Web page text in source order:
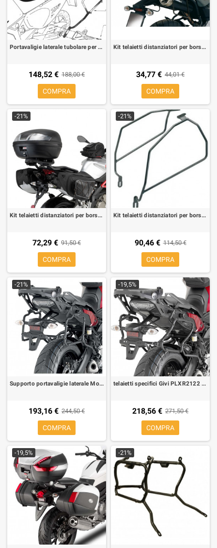
Portavaligie laterale tubolare per valigie MONOKEY per Honda Africa Twin 750 93-02
148,52 € 188,00 €
COMPRA
Kit telaietti distanziatori per borse morbide laterali per Yamaha MT-03
34,77 € 44,01 €
COMPRA
-21%
Kit telaietti distanziatori per borse morbide laterali per Aprilia Shiver 750 10-12
72,29 € 91,50 €
COMPRA
-21%
Kit telaietti distanziatori per borse morbide laterali per Aprilia Dorsoduro 750 08-11
90,46 € 114,50 €
COMPRA
-21%
Supporto portavaligie laterale Monokey Yamaha MT-09 Tracer
193,16 € 244,50 €
COMPRA
-19,5%
telaietti specifici Givi PLXR2122 per Valigie Monokey Side Yamaha MT09 Tracer
218,56 € 271,50 €
COMPRA
-19,5% -21%